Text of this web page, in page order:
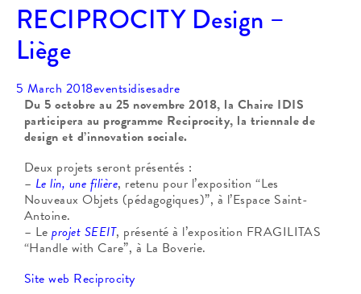
RECIPROCITY Design –
Liège
5 March 2018eventsidisesadre
Du 5 octobre au 25 novembre 2018, la Chaire IDIS
participera au programme Reciprocity, la triennale de
design et d’innovation sociale.
Deux projets seront présentés :
– Le lin, une filière, retenu pour l’exposition “Les
Nouveaux Objets (pédagogiques)”, à l’Espace Saint-
Antoine.
– Leprojet SEEIT, présenté à l’exposition FRAGILITAS
“Handle with Care”, à La Boverie.
Site web Reciprocity